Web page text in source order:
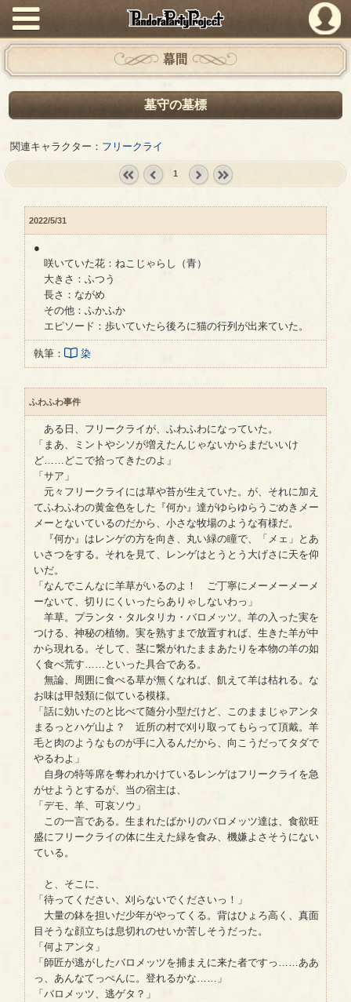
PandoraPartyProject
幕間
墓守の墓標
関連キャラクター： フリークライ
prev
1
2022/5/31
●
咲いていた花：ねこじゃらし（青）
大きさ：ふつう
長さ：ながめ
その他：ふかふか
エピソード：歩いていたら後ろに猫の行列が出来ていた。
執筆： 染
ふわふわ事件
ある日、フリークライが、ふわふわになっていた。
「まあ、ミントやシソが増えたんじゃないからまだいいけ
ど……どこで拾ってきたのよ」
「サア」
元々フリークライには草や苔が生えていた。が、それに加え
てふわふわの黄金色をした『何か』達がゆらゆらうごめきメー
メーとないているのだから、小さな牧場のような有様だ。
『何か』はレンゲの方を向き、丸い緑の瞳で、「メェ」とあ
いさつをする。それを見て、レンゲはとうとう大げさに天を仰
いだ。
「なんでこんなに羊草がいるのよ！ ご丁寧にメーメーメーメ
ーないて、切りにくいったらありゃしないわっ」
羊草。プランタ・タルタリカ・バロメッツ。羊の入った実を
つける、神秘の植物。実を熟すまで放置すれば、生きた羊が中
から現れる。そして、茎に繋がれたままあたりを本物の羊の如
く食べ荒す……といった具合である。
無論、周囲に食べる草が無くなれば、飢えて羊は枯れる。な
お味は甲殻類に似ている模様。
「話に効いたのと比べて随分小型だけど、このままじゃアンタ
まるっとハゲ山よ？ 近所の村で刈り取ってもらって頂戴。羊
毛と肉のようなものが手に入るんだから、向こうだってタダで
やるわよ」
自身の特等席を奪われかけているレンゲはフリークライを急
がせようとするが、当の宿主は、
「デモ、羊、可哀ソウ」
この一言である。生まれたばかりのバロメッツ達は、食欲旺
盛にフリークライの体に生えた緑を食み、機嫌よさそうにない
ている。
と、そこに、
「待ってください、刈らないでくださいっ！」
大量の鉢を担いだ少年がやってくる。背はひょろ高く、真面
目そうな顔立ちは息切れのせいか苦しそうだった。
「何よアンタ」
「師匠が逃がしたバロメッツを捕まえに来た者ですっ……ああ
っ、あんなてっぺんに。登れるかな……」
「バロメッツ、逃ゲタ？」